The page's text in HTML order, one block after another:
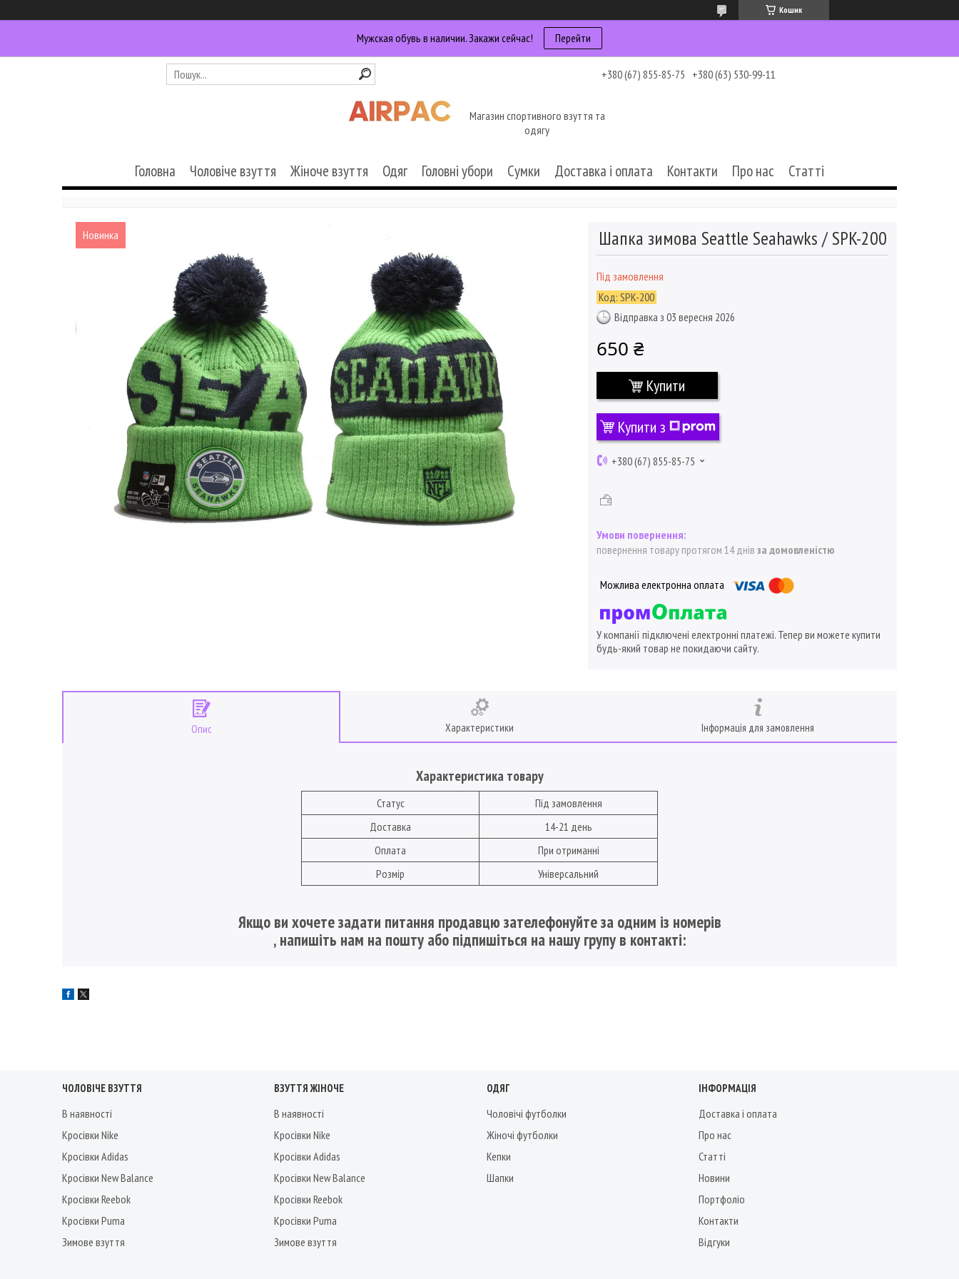
Кошик
Мужская обувь в наличии. Закажи сейчас! Перейти
+380 (67) 855-85-75 +380 (63) 530-99-11
Магазин спортивного взуття та
одягу
Головна Чоловіче взуття Жіноче взуття Одяг Головні убори Сумки Доставка і оплата Контакти Про нас Статті
Новинка Шапка зимова Seattle Seahawks / SPK-200
Під замовлення
Код: SPK-200
Відправка з 03 вересня 2026
650 ₴
Купити
Купити з
+380 (67) 855-85-75
повернення товару протягом 14 днів за домовленістю
У компанії підключені електронні платежі. Тепер ви можете купити
будь-який товар не покидаючи сайту.
Опис Характеристики Інформація для замовлення
Характеристика товару
Статус
Під замовлення
Доставка
14-21 день
Оплата
При отриманні
Розмір
Універсальний
Якщо ви хочете задати питання продавцю зателефонуйте за одним із номерів
, напишіть нам на пошту або підпишіться на нашу групу в контакті:
ЧОЛОВІЧЕ ВЗУТТЯ
В наявності
Кросівки Nike
Кросівки Adidas
Кросівки New Balance
Кросівки Reebok
Кросівки Puma
Зимове взуття
ВЗУТТЯ ЖІНОЧЕ
В наявності
Кросівки Nike
Кросівки Adidas
Кросівки New Balance
Кросівки Reebok
Кросівки Puma
Зимове взуття
ОДЯГ
Чоловічі футболки
Жіночі футболки
Кепки
Шапки
ІНФОРМАЦІЯ
Доставка і оплата
Про нас
Статті
Новини
Портфоліо
Контакти
Відгуки